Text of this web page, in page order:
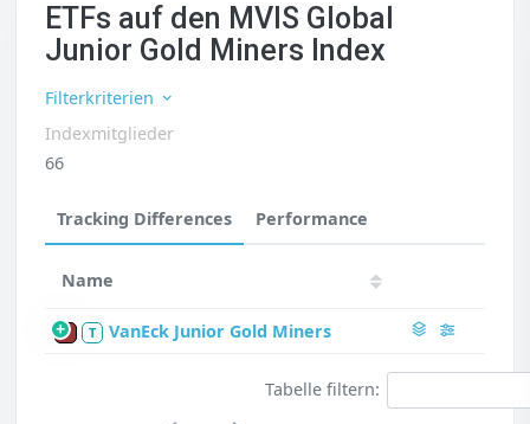
ETFs auf den MVIS Global
Junior Gold Miners Index
Filterkriterien
Indexmitglieder
66
Tracking Differences Performance
Name
P T VanEck Junior Gold Miners
Tabelle filtern: